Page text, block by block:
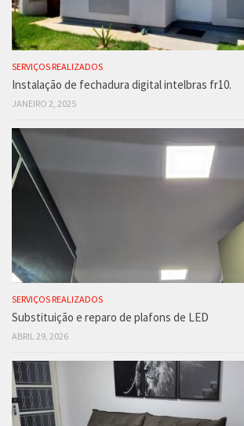
SERVIÇOS REALIZADOS
Instalação de fechadura digital intelbras fr10.
JANEIRO 2, 2025
SERVIÇOS REALIZADOS
Substituição e reparo de plafons de LED
ABRIL 29, 2026